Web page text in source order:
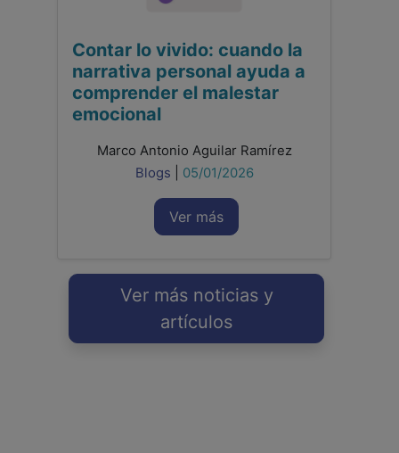
Contar lo vivido: cuando la
narrativa personal ayuda a
comprender el malestar
emocional
Marco Antonio Aguilar Ramírez
Blogs
05/01/2026
Ver más
Ver más noticias y
artículos